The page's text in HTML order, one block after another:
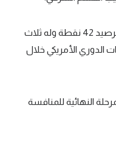
أما إنتر ميامي فجاء في المركز الخامس برصيد 42 نقطة وله ثلاث
الدوري الأمريكي خلال
المرحلة النهائية للمنافسة